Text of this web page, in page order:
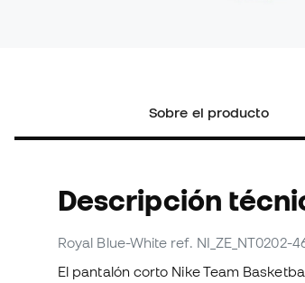
Sobre el producto
Descripción
Royal Blue-White ref. NI_ZE_NT0202-
El pantalón corto Nike Team